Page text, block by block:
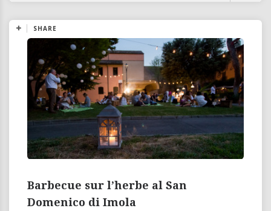
SHARE
Barbecue sur l’herbe al San
Domenico di Imola